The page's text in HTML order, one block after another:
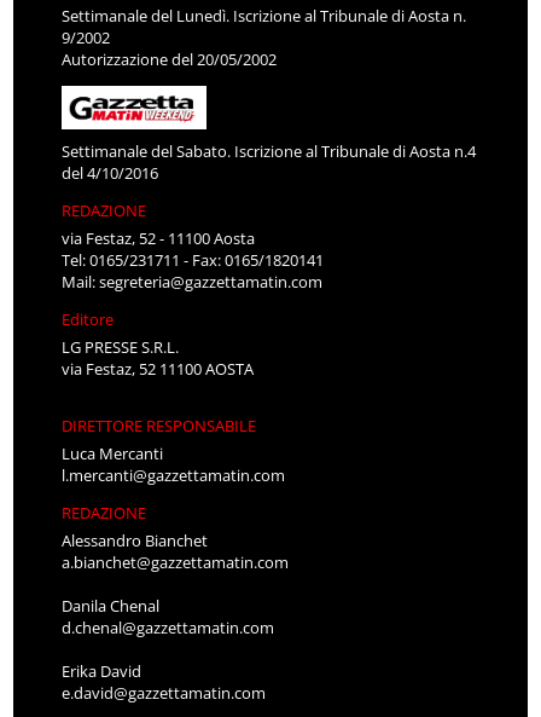
Settimanale del Lunedì. Iscrizione al Tribunale di Aosta n.
9/2002
Autorizzazione del 20/05/2002
Settimanale del Sabato. Iscrizione al Tribunale di Aosta n.4
del 4/10/2016
REDAZIONE
via Festaz, 52 - 11100 Aosta
Tel: 0165/231711 - Fax: 0165/1820141
Mail:segreteria@gazzettamatin.com
Editore
LG PRESSE S.R.L.
via Festaz, 52 11100 AOSTA
DIRETTORE RESPONSABILE
Luca Mercanti
l.mercanti@gazzettamatin.com
REDAZIONE
Alessandro Bianchet
a.bianchet@gazzettamatin.com
Danila Chenal
d.chenal@gazzettamatin.com
Erika David
e.david@gazzettamatin.com